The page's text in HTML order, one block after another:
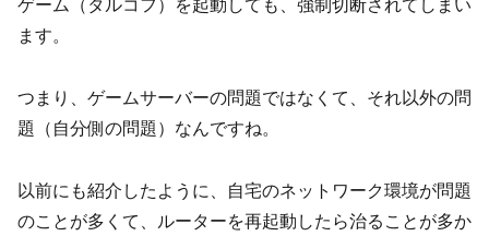
ます。
つまり、ゲームサーバーの問題ではなくて、それ以外の問
題（自分側の問題）なんですね。
以前にも紹介したように、自宅のネットワーク環境が問題
のことが多くて、ルーターを再起動したら治ることが多か